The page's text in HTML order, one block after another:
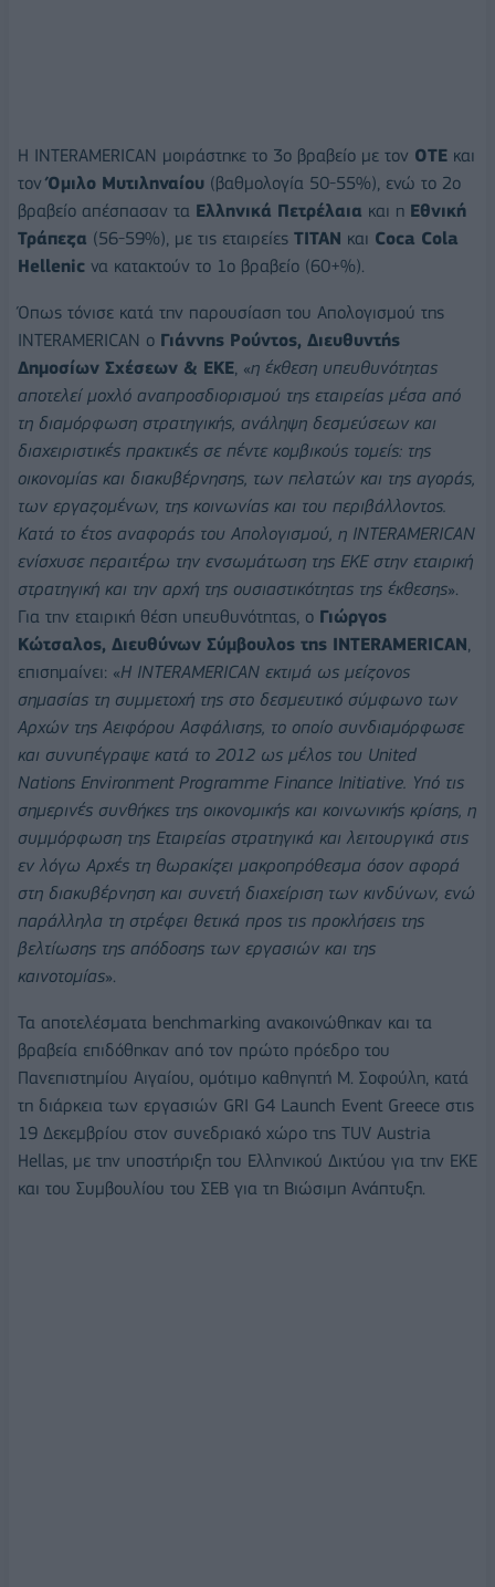
Η INTERAMERICAN μοιράστηκε το 3ο βραβείο με τον ΟΤΕ και
τον Όμιλο Μυτιληναίου (βαθμολογία 50-55%), ενώ το 2ο
βραβείο απέσπασαν τα Ελληνικά Πετρέλαια και η Εθνική
Τράπεζα (56-59%), με τις εταιρείες ΤΙΤΑΝ και Coca Cola
Hellenic να κατακτούν το 1ο βραβείο (60+%).
Όπως τόνισε κατά την παρουσίαση του Απολογισμού της
INTERAMERICAN ο Γιάννης Ρούντος, Διευθυντής
Δημοσίων Σχέσεων & ΕΚΕ, «η έκθεση υπευθυνότητας
αποτελεί μοχλό αναπροσδιορισμού της εταιρείας μέσα από
τη διαμόρφωση στρατηγικής, ανάληψη δεσμεύσεων και
διαχειριστικές πρακτικές σε πέντε κομβικούς τομείς: της
οικονομίας και διακυβέρνησης, των πελατών και της αγοράς,
των εργαζομένων, της κοινωνίας και του περιβάλλοντος.
Κατά το έτος αναφοράς του Απολογισμού, η INTERAMERICAN
ενίσχυσε περαιτέρω την ενσωμάτωση της ΕΚΕ στην εταιρική
στρατηγική και την αρχή της ουσιαστικότητας της έκθεσης».
Για την εταιρική θέση υπευθυνότητας, ο Γιώργος
Κώτσαλος, Διευθύνων Σύμβουλος της INTERAMERICAN,
επισημαίνει: «H INTERAMERICAN εκτιμά ως μείζονος
σημασίας τη συμμετοχή της στο δεσμευτικό σύμφωνο των
Αρχών της Αειφόρου Ασφάλισης, το οποίο συνδιαμόρφωσε
και συνυπέγραψε κατά το 2012 ως μέλος του United
Nations Environment Programme Finance Initiative. Υπό τις
σημερινές συνθήκες της οικονομικής και κοινωνικής κρίσης, η
συμμόρφωση της Εταιρείας στρατηγικά και λειτουργικά στις
εν λόγω Αρχές τη θωρακίζει μακροπρόθεσμα όσον αφορά
στη διακυβέρνηση και συνετή διαχείριση των κινδύνων, ενώ
παράλληλα τη στρέφει θετικά προς τις προκλήσεις της
βελτίωσης της απόδοσης των εργασιών και της
καινοτομίας».
Τα αποτελέσματα benchmarking ανακοινώθηκαν και τα
βραβεία επιδόθηκαν από τον πρώτο πρόεδρο του
Πανεπιστημίου Αιγαίου, ομότιμο καθηγητή Μ. Σοφούλη, κατά
τη διάρκεια των εργασιών GRI G4 Launch Event Greece στις
19 Δεκεμβρίου στον συνεδριακό χώρο της TUV Austria
Hellas, με την υποστήριξη του Ελληνικού Δικτύου για την ΕΚΕ
και του Συμβουλίου του ΣΕΒ για τη Βιώσιμη Ανάπτυξη.